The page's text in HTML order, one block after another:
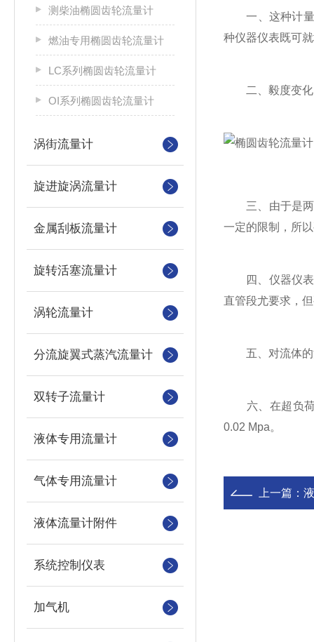
测柴油椭圆齿轮流量计
燃油专用椭圆齿轮流量计
LC系列椭圆齿轮流量计
OI系列椭圆齿轮流量计
涡街流量计
旋进旋涡流量计
金属刮板流量计
旋转活塞流量计
涡轮流量计
分流旋翼式蒸汽流量计
双转子流量计
液体专用流量计
气体专用流量计
液体流量计附件
系统控制仪表
加气机
一、这种计量
种仪器仪表既可
二、毅度变化
三、由于是两
一定的限制，所
四、仪器仪表
直管段尤要求，
五、对流体的清
六、在超负荷
0.02 Mpa。
上一篇：